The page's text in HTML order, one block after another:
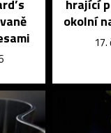
hrající
okolní